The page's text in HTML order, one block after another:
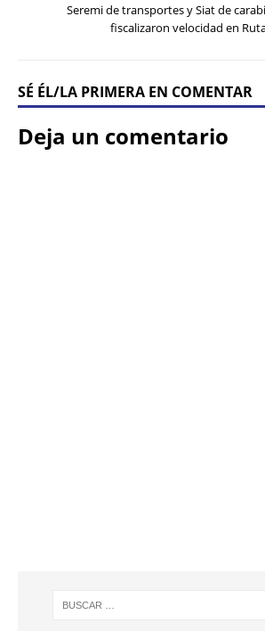
Seremi de transportes y Siat de
fiscalizaron velocidad en
SÉ ÉL/LA PRIMERA EN COMENTAR
Deja un comentario